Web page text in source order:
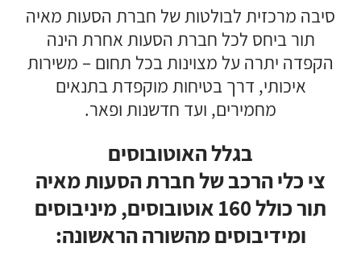
סיבה מרכזית לבולטות של חברת הסעות מאיה
תור ביחס לכל חברת הסעות אחרת הינה
הקפדה יתרה על מצוינות בכל תחום – משירות
איכותי, דרך בטיחות מוקפדת בתנאים
מחמירים, ועד חדשנות ופאר.
בגלל האוטובוסים
צי כלי הרכב של חברת הסעות מאיה
תור כולל 160 אוטובוסים, מיניבוסים
ומידיבוסים מהשורה הראשונה: